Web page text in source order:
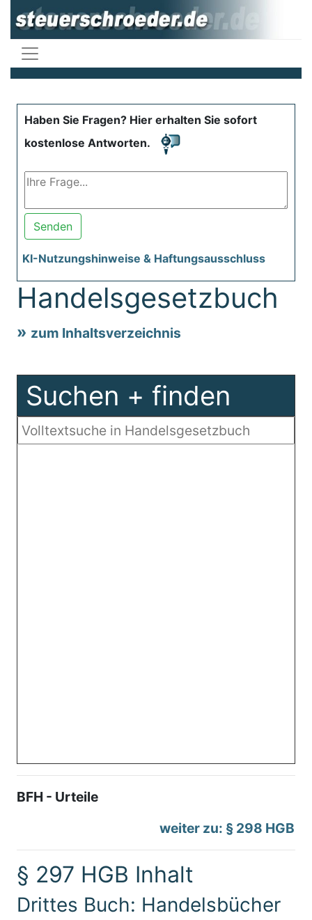
Haben Sie Fragen? Hier erhalten Sie sofort
kostenlose Antworten.
Senden
KI-Nutzungshinweise & Haftungsausschluss
Handelsgesetzbuch
zum Inhaltsverzeichnis
Suchen + finden
BFH - Urteile
weiter zu: § 298 HGB
§ 297 HGB Inhalt
Drittes Buch: Handelsbücher